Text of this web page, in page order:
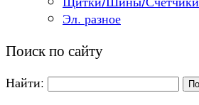
Эл. разное
Поиск по сайту
Найти: